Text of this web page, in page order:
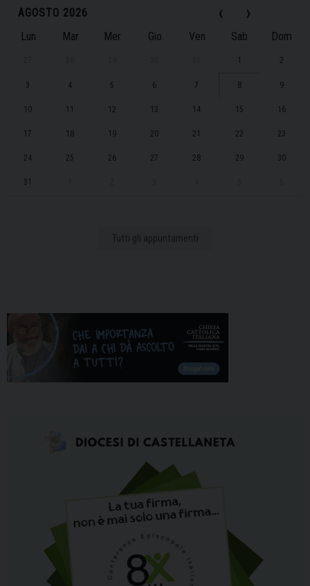
‹
AGOSTO 2026 ›
Lun Mar Mer Gio Ven Sab Dom
1 2
3 4 5 6 7 8 9
10 11 12 13 14 15 16
17 18 19 20 21 22 23
24 25 26 27 28 29 30
31
Tutti gli appuntamenti